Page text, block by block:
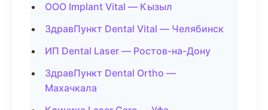
ООО Implant Vital — Кызыл
ЗдравПункт Dental Vital — Челябинск
ИП Dental Laser — Ростов-на-Дону
ЗдравПункт Dental Ortho —
Махачкала